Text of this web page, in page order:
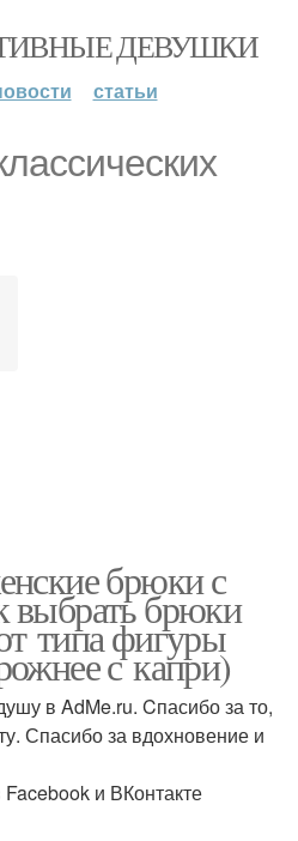
ДЕВУШКИ
статьи
брюки с
выбрать брюки
типа фигуры
с капри)
в AdMe.ru. Cпасибо за то,
Спасибо за вдохновение и
и ВКонтакте